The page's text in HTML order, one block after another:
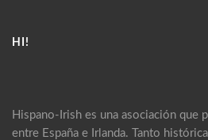
HI!
Hispano-Irish es una asociación que
entre España e Irlanda. Tanto